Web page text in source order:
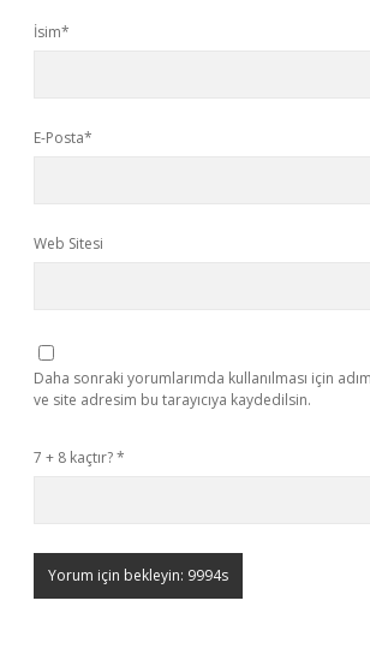
İsim*
E-Posta*
Web Sitesi
Daha sonraki yorumlarımda kullanılması için
ve site adresim bu tarayıcıya kaydedilsin.
7 + 8 kaçtır?*